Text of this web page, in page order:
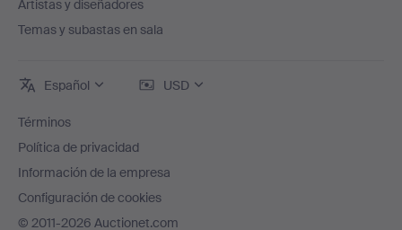
Artistas y diseñadores
Temas y subastas en sala
Español USD
Términos
Política de privacidad
Información de la empresa
Configuración de cookies
© 2011-2026 Auctionet.com